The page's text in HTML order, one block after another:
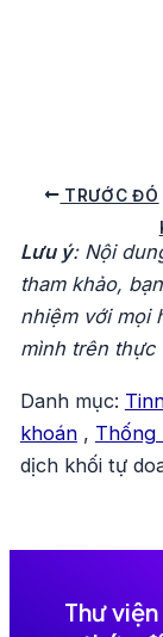
Điều
bài
viết
TRƯỚC ĐÓ
Lưu ý: Nội
tham khảo,
nhiệm với mọi
mình trên thực
Danh mục:
khoán, Thống
dịch khối tự
Thư